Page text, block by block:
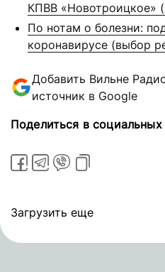
КПВВ «Новотроицкое»
По нотам о болезни:
коронавирусе (выбор
Добавить Вильне
источник в Google
Поделиться в социальных
Загрузить еще